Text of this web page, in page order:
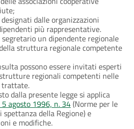
dalle organizzazioni
più rappresentative.
un dipendente regionale
struttura regionale competente
possono essere invitati esperti
regionali competenti nelle
trattate.
dalla presente legge si applica
5 agosto 1996, n. 34(Norme per le
della Regione) e
e modifiche.